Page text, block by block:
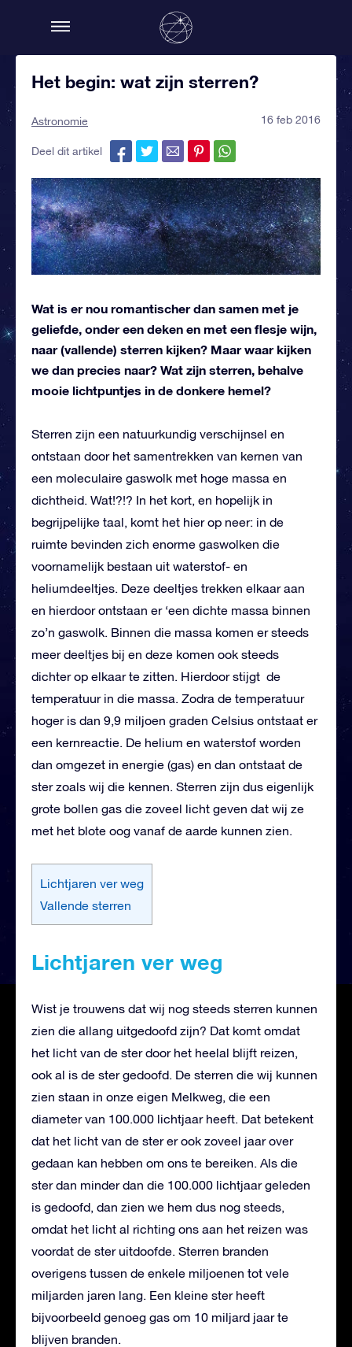
Het begin: wat zijn sterren?
Astronomie 16 feb 2016
Deel dit artikel
Wat is er nou romantischer dan samen met je
geliefde, onder een deken en met een flesje wijn,
naar (vallende) sterren kijken? Maar waar kijken
we dan precies naar? Wat zijn sterren, behalve
mooie lichtpuntjes in de donkere hemel?
Sterren zijn een natuurkundig verschijnsel en
ontstaan door het samentrekken van kernen van
een moleculaire gaswolk met hoge massa en
dichtheid. Wat!?!? In het kort, en hopelijk in
begrijpelijke taal, komt het hier op neer: in de
ruimte bevinden zich enorme gaswolken die
voornamelijk bestaan uit waterstof- en
heliumdeeltjes. Deze deeltjes trekken elkaar aan
en hierdoor ontstaan er ‘een dichte massa binnen
zo’n gaswolk. Binnen die massa komen er steeds
meer deeltjes bij en deze komen ook steeds
dichter op elkaar te zitten. Hierdoor stijgt de
temperatuur in die massa. Zodra de temperatuur
hoger is dan 9,9 miljoen graden Celsius ontstaat er
een kernreactie. De helium en waterstof worden
dan omgezet in energie (gas) en dan ontstaat de
ster zoals wij die kennen. Sterren zijn dus eigenlijk
grote bollen gas die zoveel licht geven dat wij ze
met het blote oog vanaf de aarde kunnen zien.
Lichtjaren ver weg
Vallende sterren
Lichtjaren ver weg
Wist je trouwens dat wij nog steeds sterren kunnen
zien die allang uitgedoofd zijn? Dat komt omdat
het licht van de ster door het heelal blijft reizen,
ook al is de ster gedoofd. De sterren die wij kunnen
zien staan in onze eigen Melkweg, die een
diameter van 100.000 lichtjaar heeft. Dat betekent
dat het licht van de ster er ook zoveel jaar over
gedaan kan hebben om ons te bereiken. Als die
ster dan minder dan die 100.000 lichtjaar geleden
is gedoofd, dan zien we hem dus nog steeds,
omdat het licht al richting ons aan het reizen was
voordat de ster uitdoofde. Sterren branden
overigens tussen de enkele miljoenen tot vele
miljarden jaren lang. Een kleine ster heeft
bijvoorbeeld genoeg gas om 10 miljard jaar te
blijven branden.